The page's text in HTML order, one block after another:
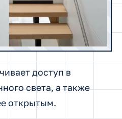
доступ в
света, а также
открытым.